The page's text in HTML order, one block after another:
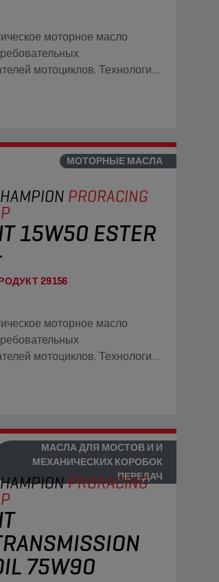
моторное масло
мотоциклов. Технология
синтетических масел на
МОТОРНЫЕ МАСЛА
PRORACING
15W50 ESTER
29156
моторное масло
мотоциклов. Технология
синтетических масел на
МАСЛА ДЛЯ МОСТОВ И И
МЕХАНИЧЕСКИХ КОРОБОК
ПЕРЕДАЧ
PRORACING
75W90